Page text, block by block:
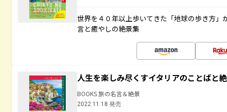
世界を４０年以上歩いてきた「地球の歩き方
言と癒やしの絶景集
人生を楽しみ尽くすイタリアのことばと
BOOKS 旅の名言＆絶景
2022.11.18 発売